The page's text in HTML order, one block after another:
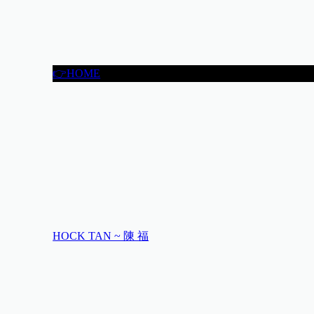
👉HOME
HOCK TAN ~ 陳 福